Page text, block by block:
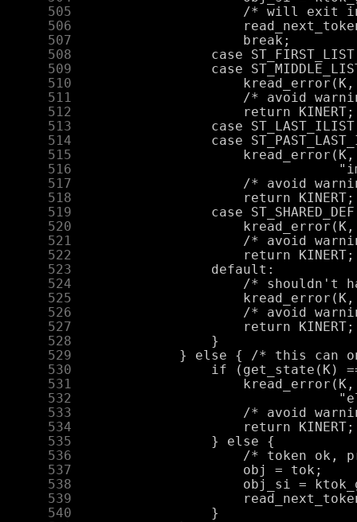
    505
    506
    507
    508
    509
    510
    511
    512
    513
    514
    515
    516
    517
    518
    519
    520
    521
    522
    523
    524
    525
    526
    527
    528
    529
    530
    531
    532
    533
    534
    535
    536
    537
    538
    539
    540